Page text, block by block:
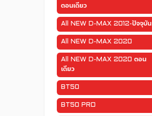
ตอนเดียว
All NEW D-MAX 2012-ปัจจุบัน
All NEW D-MAX 2020
All NEW D-MAX 2020 ตอน
เดียว
BT50
BT50 PRO